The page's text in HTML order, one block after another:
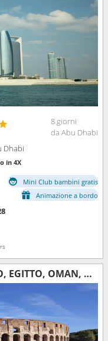
8 giorni
da Abu Dhabi
Dhabi
in 4X
Mini Club bambini gratis
Animazione a bordo
ITALIA, GRECIA, TURCHIA, CIPRO, EGITTO, OMAN, QATAR, EMIRATI ARABI UNITI